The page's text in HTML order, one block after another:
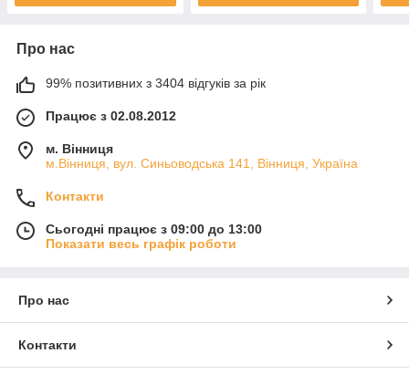
Про нас
99% позитивних з 3404 відгуків за рік
Працює з 02.08.2012
м. Вінниця
м.Вінниця, вул. Синьоводська 141, Вінниця, Україна
Контакти
Сьогодні працює з 09:00 до 13:00
Показати весь графік роботи
Про нас
Контакти